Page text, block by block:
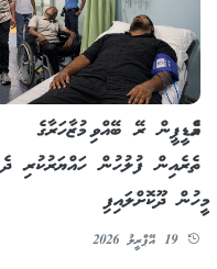
އެމްޑީޕީން ރޭ ބޭއްވި މުޒާހަރާގެ
ތެރެއިން ފުލުހުން ހައްޔަރުކުރި ދެ
މީހުން ދޫކޮށްލައިފި
19 އޭޕްރީލު 2026